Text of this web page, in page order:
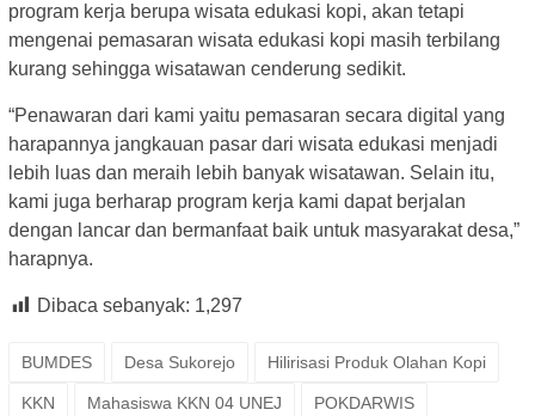
program kerja berupa wisata edukasi kopi, akan tetapi
mengenai pemasaran wisata edukasi kopi masih terbilang
kurang sehingga wisatawan cenderung sedikit.
“Penawaran dari kami yaitu pemasaran secara digital yang
harapannya jangkauan pasar dari wisata edukasi menjadi
lebih luas dan meraih lebih banyak wisatawan. Selain itu,
kami juga berharap program kerja kami dapat berjalan
dengan lancar dan bermanfaat baik untuk masyarakat desa,”
harapnya.
Dibaca sebanyak: 1,297
BUMDES Desa Sukorejo Hilirisasi Produk Olahan Kopi
KKN Mahasiswa KKN 04 UNEJ POKDARWIS